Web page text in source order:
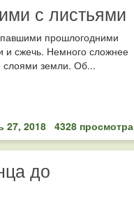
с листьями
прошлогодними
и сжечь. Немного сложнее
слоями земли. Об...
27, 2018 4328 просмотра
до